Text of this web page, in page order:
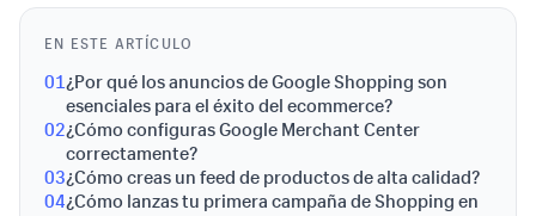
EN ESTE ARTÍCULO
01¿Por qué los anuncios de Google Shopping son
esenciales para el éxito del ecommerce?
02¿Cómo configuras Google Merchant Center
correctamente?
03¿Cómo creas un feed de productos de alta calidad?
04¿Cómo lanzas tu primera campaña de Shopping en